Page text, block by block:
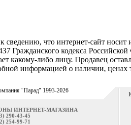
сведению, что интернет-сайт
Гражданского кодекса
какому-либо лицу. Продавец
информацией о наличии, ценах
"Парад" 1993-2026
ИНТЕРНЕТ-МАГАЗИНА
290-43-45
254-99-71